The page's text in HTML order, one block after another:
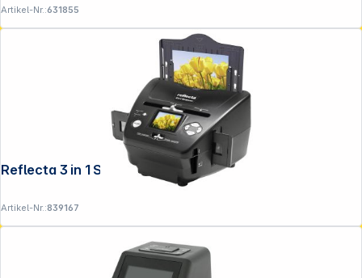
Artikel-Nr.:631855
Reflecta 3 in 1 Scanner
Artikel-Nr.:839167